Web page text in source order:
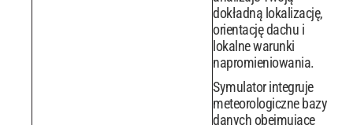
dokładną lokalizację,
orientację dachu i
lokalne warunki
napromieniowania.
Symulator integruje
meteorologiczne bazy
danych obejmujące